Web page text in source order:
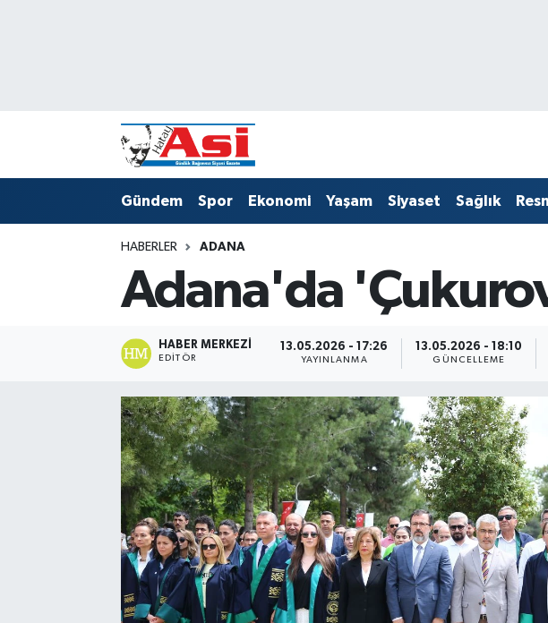
Gündem Spor Ekonomi Yaşam Siyaset Sağlık
HABERLER ADANA
Adana'da
HABER MERKEZI
EDITÖR
13.05.2026 - 17:26
YAYINLANMA
13.05.2026 - 18:10
GÜNCELLEME
Namaz Vakitleri
Trafik Durumu
Süper Lig Puan Durumu ve Fikstür
Tüm Manşetler
Son Dakika Haberleri